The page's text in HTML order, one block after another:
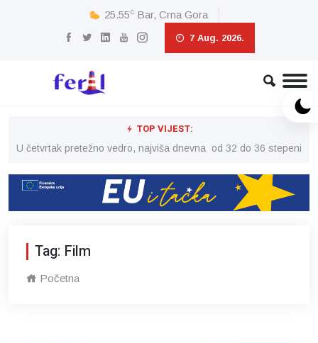
25.55c Bar, Crna Gora
7 Aug. 2026.
TOP VIJEST:
U četvrtak pretežno vedro, najviša dnevna od 32 do 36 stepeni
Tag: Film
Početna